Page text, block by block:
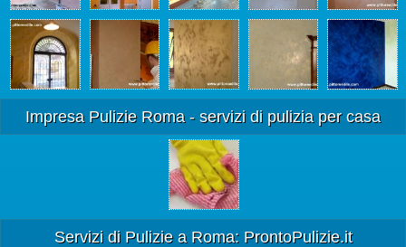
Impresa Pulizie Roma - servizi di pulizia per casa
Servizi di Pulizie a Roma: ProntoPulizie.it